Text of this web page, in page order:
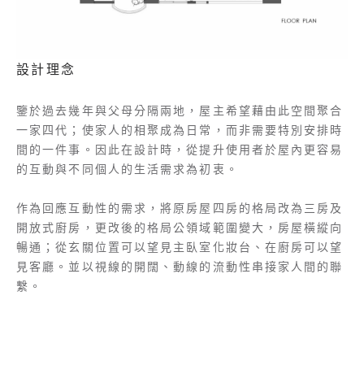
設計理念
鑒於過去幾年與父母分隔兩地，屋主希望藉由此空間聚合
一家四代；使家人的相聚成為日常，而非需要特別安排時
間的一件事。因此在設計時，從提升使用者於屋內更容易
的互動與不同個人的生活需求為初衷。
作為回應互動性的需求，將原房屋四房的格局改為三房及
開放式廚房，更改後的格局公領域範圍變大，房屋橫縱向
暢通；從玄關位置可以望見主臥室化妝台、在廚房可以望
見客廳。並以視線的開闊、動線的流動性串接家人間的聯
繫。